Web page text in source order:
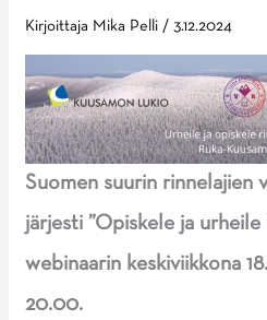
Kirjoittaja Mika Pelli / 3.12.2024
Suomen suurin rinnelajien
järjesti ”Opiskele ja urheile
webinaarin keskiviikkona
20.00.